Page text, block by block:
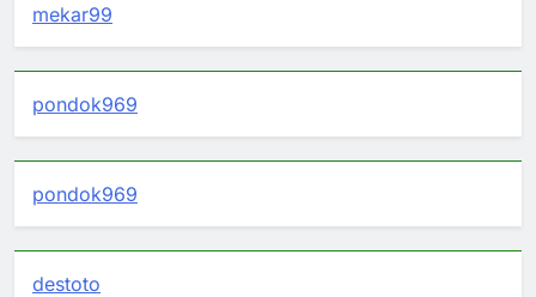
mekar99
pondok969
pondok969
destoto